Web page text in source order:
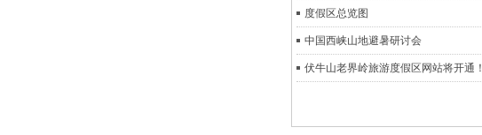
度假区总览图
中国西峡山地避暑研讨会
伏牛山老界岭旅游度假区网站将开通！